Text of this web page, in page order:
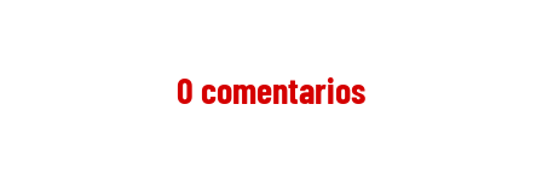
0 comentarios